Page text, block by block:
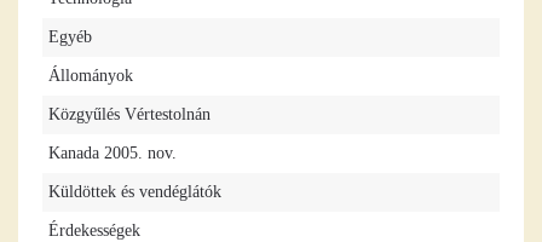
Egyéb
Állományok
Közgyűlés Vértestolnán
Kanada 2005. nov.
Küldöttek és vendéglátók
Érdekességek